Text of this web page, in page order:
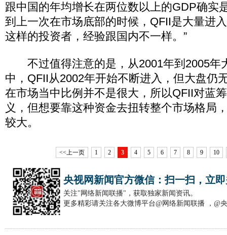
跟中国的年均增长在两位数以上的GDP确实
到上一次在市场底部的时候，QFII是大量进
这样的投资者，经验跟国内不一样。”
不过值得注意的是，从2001年到2005年
中，QFII从2002年开始不断进入，但大盘仍
在市场当中比例并不是很大，所以QFII对蓝
义，但想要靠这种资金去扭转整个市场格局
较大。
<<上一页 1 2 3 4 5 6 7 8 9 10
央视网新闻官方微信：扫一扫，立
关注"网络新闻联播"，获取独家新闻资讯。
更多精彩请关注各大微博平台@网络新闻联播 ，@